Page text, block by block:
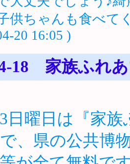
供ちゃんも食べて
20 16:05 )
18 家族ふれ
日曜日は『家
、県の公共博